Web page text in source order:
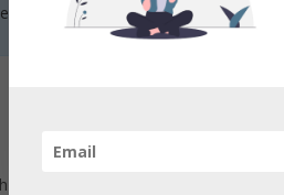
organisateurs. Les participants
– Responsable du développement